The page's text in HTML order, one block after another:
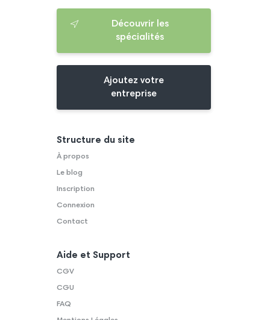
Découvrir les
spécialités
Ajoutez votre
entreprise
Structure du site
À propos
Le blog
Inscription
Connexion
Contact
Aide et Support
CGV
CGU
FAQ